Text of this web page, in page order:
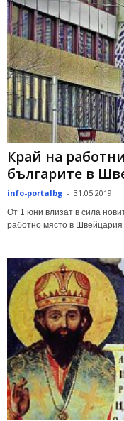
Край на
българите в
info-portalbg - 31.05.2019
От 1 юни влизат в сила
работно място в